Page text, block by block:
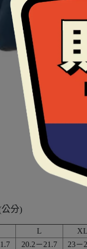
分)
L XL
20.2－21.7 23－